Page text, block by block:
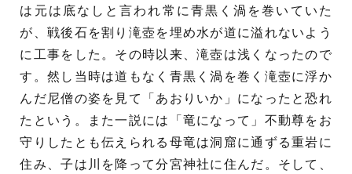
は元は底なしと言われ常に青黒く渦を巻いていた
が、戦後石を割り滝壺を埋め水が道に溢れないよう
に工事をした。その時以来、滝壺は浅くなったので
す。然し当時は道もなく青黒く渦を巻く滝壺に浮か
んだ尼僧の姿を見て「あおりいか」になったと恐れ
たという。また一説には「竜になって」不動尊をお
守りしたとも伝えられる母竜は洞窟に通ずる重岩に
住み、子は川を降って分宮神社に住んだ。そして、